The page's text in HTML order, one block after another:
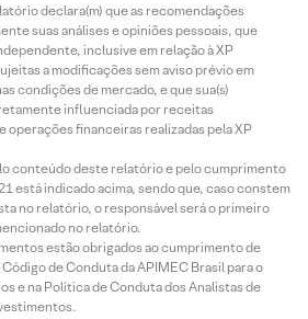
declara(m) que as recomendações
suas análises e opiniões pessoais, que
inclusive em relação à XP
a modificações sem aviso prévio em
condições de mercado, e que sua(s)
influenciada por receitas
operações financeiras realizadas pela XP
conteúdo deste relatório e pelo cumprimento
está indicado acima, sendo que, caso constem
no relatório, o responsável será o primeiro
no relatório.
estão obrigados ao cumprimento de
de Conduta da APIMEC Brasil para o
e na Política de Conduta dos Analistas de